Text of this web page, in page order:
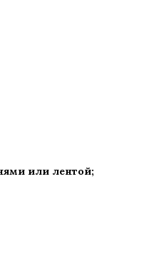
или лентой;